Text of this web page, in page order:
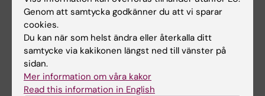
energimaskineri
I en ny studie som publicerats i
Nature Communications
rapporterar…
proteinfabriker
I en studie publicerad i Nature
Communications har forskare
vid Karolinska…
Genom att samtycka godkänner du att vi sparar
cookies.
Du kan när som helst ändra eller återkalla ditt
samtycke via kakikonen längst ned till vänster på
sidan.
Mer information om våra kakor
Read this information in English